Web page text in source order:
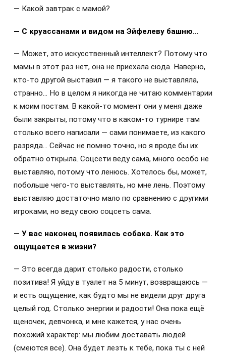
— Какой завтрак с мамой?
— С круассанами и видом на Эйфелеву башню…
— Может, это искусственный интеллект? Потому что
мамы в этот раз нет, она не приехала сюда. Наверно,
кто-то другой выставил — я такого не выставляла,
странно… Но в целом я никогда не читаю комментарии
к моим постам. В какой-то момент они у меня даже
были закрыты, потому что в каком-то турнире там
столько всего написали — сами понимаете, из какого
разряда… Сейчас не помню точно, но я вроде бы их
обратно открыла. Соцсети веду сама, много особо не
выставляю, потому что ленюсь. Хотелось бы, может,
побольше чего-то выставлять, но мне лень. Поэтому
выставляю достаточно мало по сравнению с другими
игроками, но веду свою соцсеть сама.
— У вас наконец появилась собака. Как это
ощущается в жизни?
— Это всегда дарит столько радости, столько
позитива! Я уйду в туалет на 5 минут, возвращаюсь —
и есть ощущение, как будто мы не видели друг друга
целый год. Столько энергии и радости! Она пока ещё
щеночек, девчонка, и мне кажется, у нас очень
похожий характер: мы любим доставать людей
(смеются все). Она будет лезть к тебе, пока ты с ней